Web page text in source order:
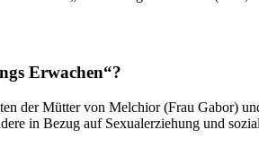
Erwachen“?
der Mütter von Melchior (Frau Gabor)
in Bezug auf Sexualerziehung und